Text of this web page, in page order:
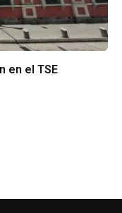
en el TSE